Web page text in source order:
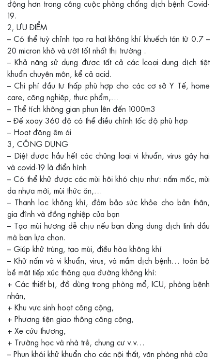
động hơn trong công cuộc phòng chống dịch bệnh Covid-
19.
2, ƯU ĐIỂM
– Có thể tuỳ chỉnh tạo ra hạt không khí khuếch tán từ 0.7 –
20 micron khô và ướt tốt nhất thị trường .
– Khả năng sử dụng được tất cả các lcoại dung dịch tiệt
khuẩn chuyên môn, kể cả acid.
– Chi phí đầu tư thấp phù hợp cho các cơ sở Y Tế, home
care, công nghiệp, thực phẩm,…
– Thể tích không gian phun lên đến 1000m3
– Đế xoay 360 độ có thể điều chỉnh tốc độ phù hợp
– Hoạt động êm ái
3, CÔNG DỤNG
– Diệt được hầu hết các chủng loại vi khuẩn, virus gây hại
và covid-19 là điển hình
– Có thể khử được các mùi hôi khó chịu như: nấm mốc, mùi
da nhựa mới, mùi thức ăn,…
– Thanh lọc không khí, đảm bảo sức khỏe cho bản thân,
gia đình và đồng nghiệp của bạn
– Tạo mùi hương dễ chịu nếu bạn dùng dung dịch tinh dầu
mà bạn lựa chọn.
– Giúp khử trùng, tạo mùi, điều hòa không khí
– Khử nấm và vi khuẩn, virus, và mầm dịch bệnh… toàn bộ
bề mặt tiếp xúc thông qua đường không khí:
+ Các thiết bị, đồ dùng trong phòng mổ, ICU, phòng bệnh
nhân,
+ Khu vực sinh hoạt công cộng,
+ Phương tiện giao thông công cộng,
+ Xe cứu thương,
+ Trường học và nhà trẻ, chung cư v.v…
– Phun khói khử khuẩn cho các nội thất, văn phòng nhà cửa